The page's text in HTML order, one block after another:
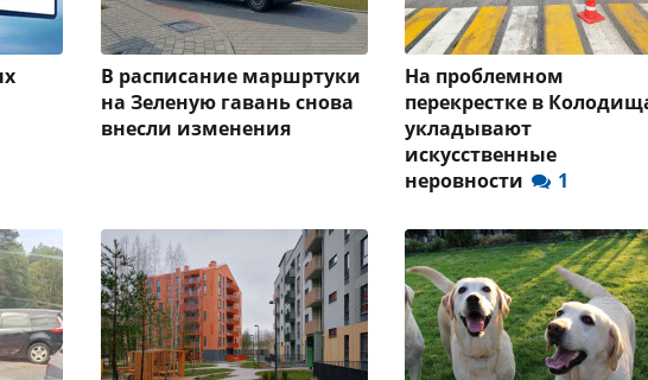
В расписание маршртуки
на Зеленую гавань снова
внесли изменения
На проблемном
перекрестке в
укладывают
искусственные
неровности
1